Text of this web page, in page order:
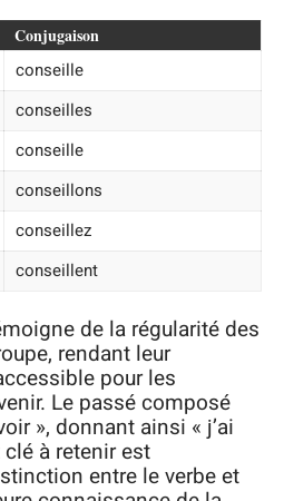
Conjugaison
conseille
conseilles
conseille
conseillons
conseillez
conseillent
de la régularité des
rendant leur
pour les
Le passé composé
», donnant ainsi « j’ai
à retenir est
entre le verbe et